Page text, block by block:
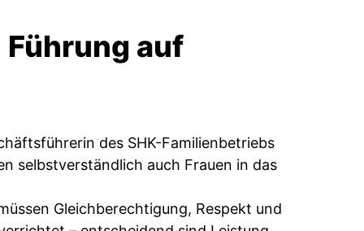
auf
des SHK-Familienbetriebs
selbstverständlich auch Frauen in das
Gleichberechtigung, Respekt und